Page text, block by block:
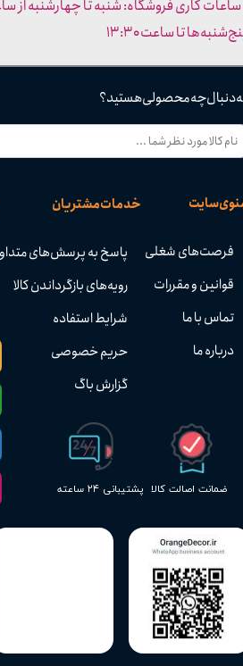
پشتیبانی ۲۴ ساعته ضمانت اصالت کالا
خدمات مشتریان
پاسخ به پرسش‌های
رویه‌های بازگرداندن کالا
شرایط استفاده
حریم خصوصی
گزارش باگ
سایت
فرصت‌های شغلی
قوانین و مقررات
تماس با ما
درباره ما
دنبال چه محصولی هستید؟
تا ساعت ۱۳:۳۰​​​​​​​